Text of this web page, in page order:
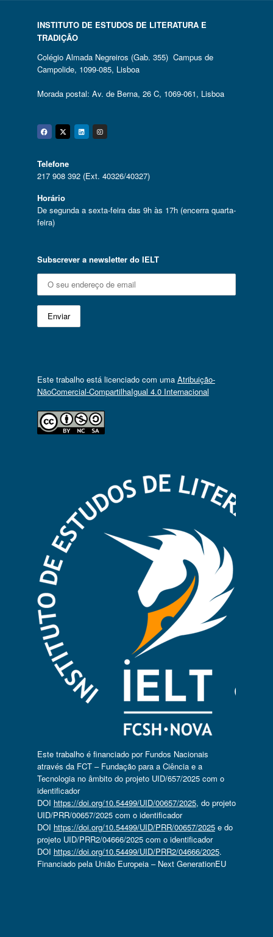
INSTITUTO DE ESTUDOS DE LITERATURA E
TRADIÇÃO
Colégio Almada Negreiros (Gab. 355) Campus de
Campolide, 1099-085, Lisboa
Morada postal: Av. de Berna, 26 C, 1069-061, Lisboa
Facebook
Twitter
Linkedin
Instagram
Telefone
217 908 392 (Ext. 40326/40327)
Horário
De segunda a sexta-feira das 9h às 17h (encerra quarta-
feira)
Subscrever a newsletter do IELT
Este trabalho está licenciado com uma Atribuição-
NãoComercial-CompartilhaIgual 4.0 Internacional
Este trabalho é financiado por Fundos Nacionais
através da FCT – Fundação para a Ciência e a
Tecnologia no âmbito do projeto UID/657/2025 com o
identificador
DOI https://doi.org/10.54499/UID/00657/2025, do projeto
UID/PRR/00657/2025 com o identificador
DOI https://doi.org/10.54499/UID/PRR/00657/2025e do
projeto UID/PRR2/04666/2025 com o identificador
DOI https://doi.org/10.54499/UID/PRR2/04666/2025.
Financiado pela União Europeia – Next GenerationEU